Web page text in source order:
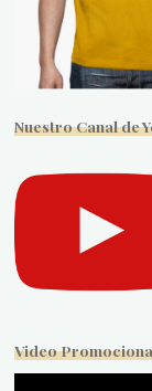
Nuestro Canal de
Video